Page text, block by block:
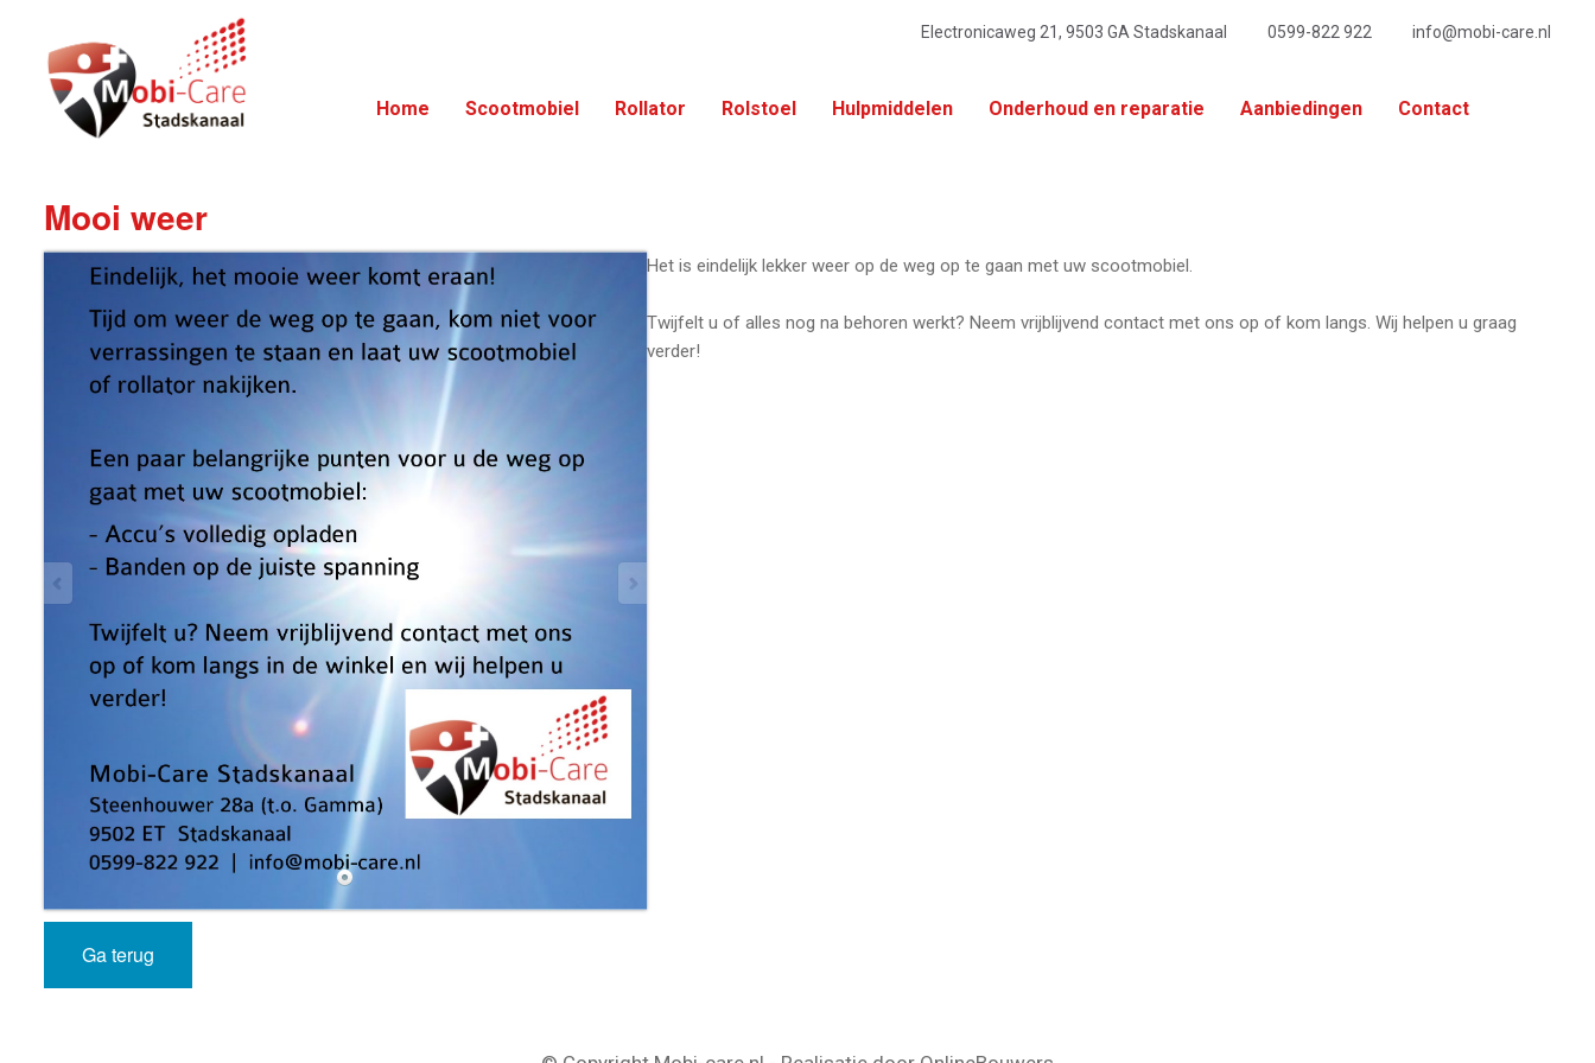
Electronicaweg 21, 9503 GA Stadskanaal 0599-822 922 info@mobi-care.nl
Home Scootmobiel Rollator Rolstoel Hulpmiddelen Onderhoud en reparatie Aanbiedingen Contact
Mooi weer
Het is eindelijk lekker weer op de weg op te gaan met uw scootmobiel.
Twijfelt u of alles nog na behoren werkt? Neem vrijblijvend contact met ons op of kom langs. Wij helpen u graag
verder!
Ga terug